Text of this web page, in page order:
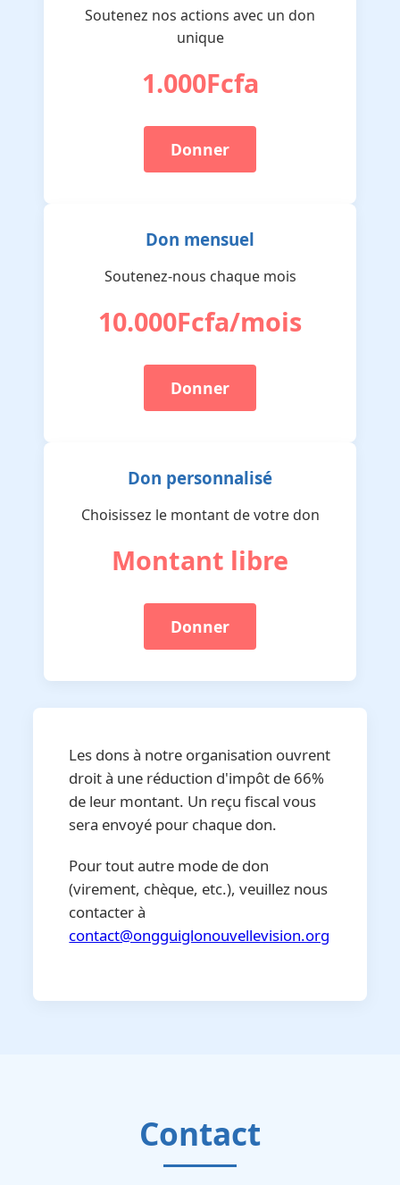
Soutenez nos actions avec un don
unique
1.000Fcfa
Donner
Don mensuel
Soutenez-nous chaque mois
10.000Fcfa/mois
Donner
Don personnalisé
Choisissez le montant de votre don
Montant libre
Donner
Les dons à notre organisation ouvrent
droit à une réduction d'impôt de 66%
de leur montant. Un reçu fiscal vous
sera envoyé pour chaque don.
Pour tout autre mode de don
(virement, chèque, etc.), veuillez nous
contacter à
contact@ongguiglonouvellevision.org
Contact